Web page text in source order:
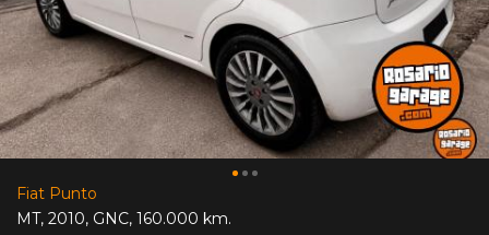
Fiat Punto
MT, 2010, GNC, 160.000 km.